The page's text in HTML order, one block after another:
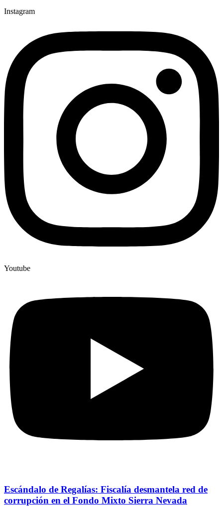
Instagram
Youtube
Escándalo de Regalías: Fiscalía desmantela red de
corrupción en el Fondo Mixto Sierra Nevada